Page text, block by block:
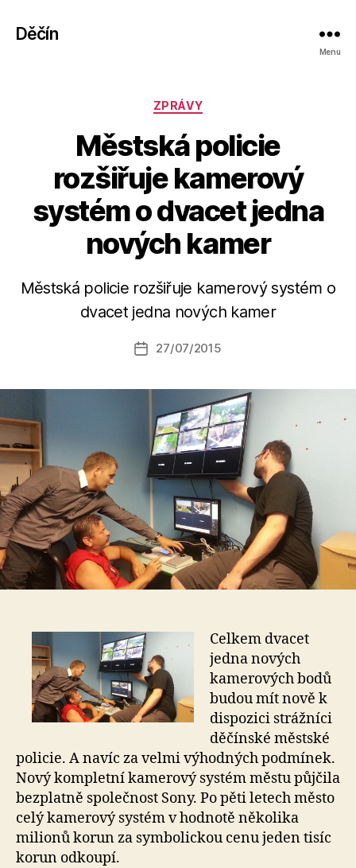
Děčín
Menu
Rubriky
ZPRÁVY
Městská policie
rozšiřuje kamerový
systém o dvacet jedna
nových kamer
Městská policie rozšiřuje kamerový systém o
dvacet jedna nových kamer
Autor
příspěvku
t
o
a
s
o
Datum
27/07/2015
Celkem dvacet
jedna nových
kamerových bodů
budou mít nově k
dispozici strážníci
děčínské městské
policie. A navíc za velmi výhodných podmínek.
Nový kompletní kamerový systém městu půjčila
bezplatně společnost Sony. Po pěti letech město
celý kamerový systém v hodnotě několika
milionů korun za symbolickou cenu jeden tisíc
korun odkoupí.